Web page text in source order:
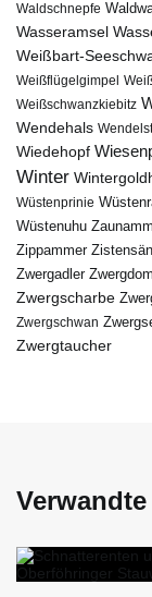
Waldschnepfe
Wasseramsel
Weißbart-
Weißflügelgimpel
Weißschwanzkiebitz
Wendehals
Wiedehopf
Winter
Wüstenprinie
Wüstenuhu
Zippammer
Zwergadler
Zwergscharbe
Zwergschwan
Zwergtaucher